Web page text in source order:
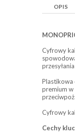
OPIS
Cyfrowy
Plastikowa
premium w
Cyfrowy
Cechy